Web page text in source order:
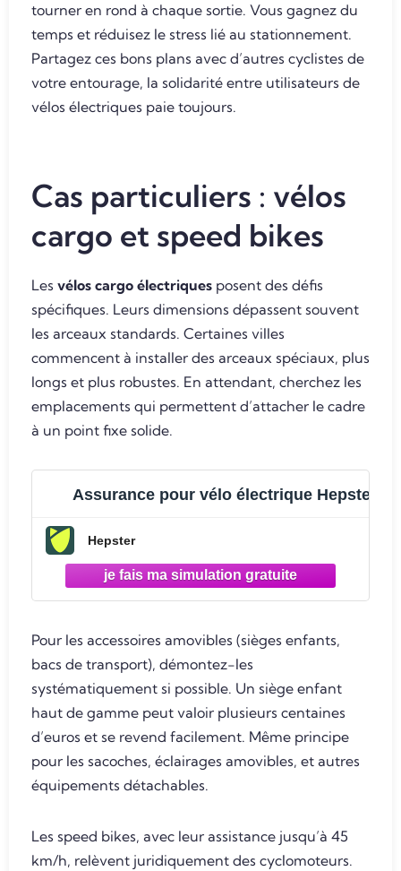
tourner en rond à chaque sortie. Vous gagnez du
temps et réduisez le stress lié au stationnement.
Partagez ces bons plans avec d’autres cyclistes de
votre entourage, la solidarité entre utilisateurs de
vélos électriques paie toujours.
Cas particuliers : vélos
cargo et speed bikes
Les vélos cargo électriques posent des défis
spécifiques. Leurs dimensions dépassent souvent
les arceaux standards. Certaines villes
commencent à installer des arceaux spéciaux, plus
longs et plus robustes. En attendant, cherchez les
emplacements qui permettent d’attacher le cadre
à un point fixe solide.
Assurance pour vélo électrique Hepster
Hepster
Pour les accessoires amovibles (sièges enfants,
bacs de transport), démontez-les
systématiquement si possible. Un siège enfant
haut de gamme peut valoir plusieurs centaines
d’euros et se revend facilement. Même principe
pour les sacoches, éclairages amovibles, et autres
équipements détachables.
Les speed bikes, avec leur assistance jusqu’à 45
km/h, relèvent juridiquement des cyclomoteurs.